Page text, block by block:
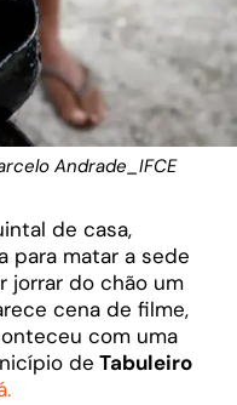
Andrade_IFCE
de casa,
para matar a sede
jorrar do chão um
cena de filme,
com uma
de Tabuleiro